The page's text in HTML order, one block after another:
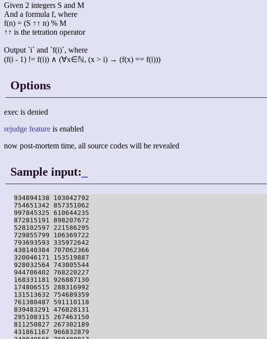
Given 2 integers S and M
And a formula f, where
f(n) = (S ↑↑ n) % M
↑↑ is the tetration operator
Output `i` and `f(i)`, where
(f(i - 1) != f(i)) ∧ (∀x∈ℕ, (x > i) → (f(x) == f(i)))
Options
exec is denied
rejudge feature is enabled
now post-mortem time, all source codes will be revealed
Sample input:
934894138 103042792
754651342 857351062
997845325 610644235
872815191 898207672
528102597 221586295
729855799 106369722
793693593 335972642
438140384 707062366
320046171 153519887
928032564 743005544
944706402 768220227
168331181 926887130
174806515 288316992
131513632 754689359
761380487 591110118
839483291 476828131
295108315 267463150
811250827 267302189
431861167 966832879